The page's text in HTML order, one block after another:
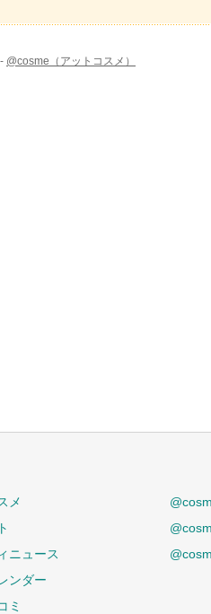
@cosme（アットコスメ）
メ
ニュース
ンダー
ミ